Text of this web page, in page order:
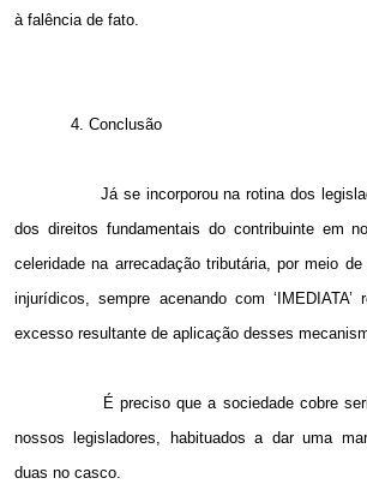
à falência de fato.
4. Conclusão
Já se incorporou na rotina dos
dos direitos fundamentais do contribuinte em
celeridade na arrecadação tributária, por meio
injurídicos, sempre acenando com ‘IMEDIATA’
excesso resultante de aplicação desses
É preciso que a sociedade cobre
nossos legisladores, habituados a dar uma
duas no casco.